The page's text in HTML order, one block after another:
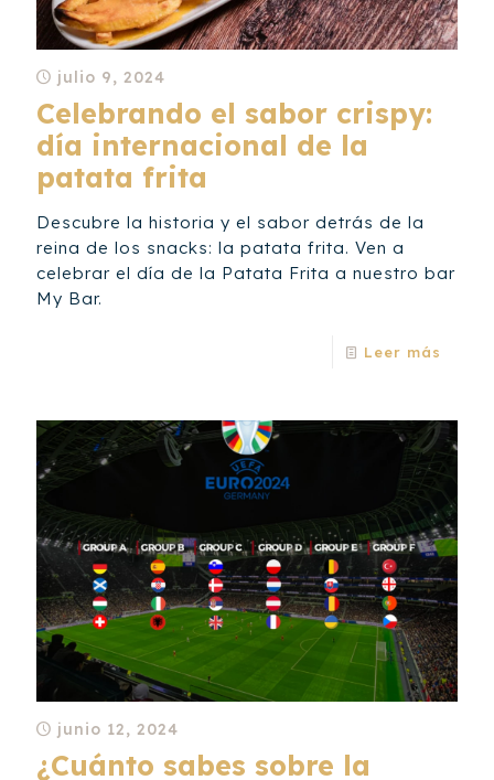
julio 9, 2024
Celebrando el sabor crispy:
día internacional de la
patata frita
Descubre la historia y el sabor detrás de la
reina de los snacks: la patata frita. Ven a
celebrar el día de la Patata Frita a nuestro bar
My Bar.
Leer más
junio 12, 2024
¿Cuánto sabes sobre la